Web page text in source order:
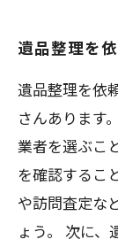
遺品整理を
遺品整理を依
さんあります
業者を選ぶこ
を確認するこ
や訪問査定な
ょう。 次に